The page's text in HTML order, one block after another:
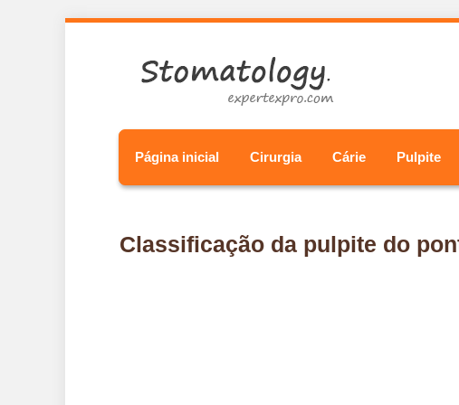
Página inicial Cirurgia Cárie Pulpite
Classificação da pulpite do